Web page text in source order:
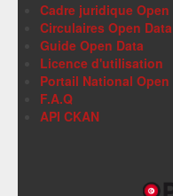
Cadre juridique Open
Circulaires Open Data
Guide Open Data
Licence d'utilisation
Portail National Open
F.A.Q
API CKAN